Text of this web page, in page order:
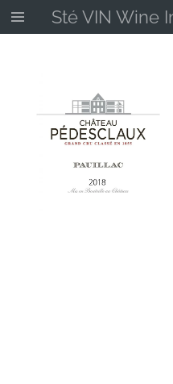
Ga
direct
Sté VIN Wine